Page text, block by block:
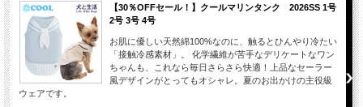
【30％OFFセール！】クールマリンタンク 2026SS 1号
2号 3号 4号
お肌に優しい天然綿100%なのに、触るとひんやり冷たい
「接触冷感素材」。 化学繊維が苦手なデリケートなワン
ちゃんも、これなら毎日さらさら快適！上品なセーラー
風デザインがとってもオシャレ。夏のお出かけの主役級
ウェアです。